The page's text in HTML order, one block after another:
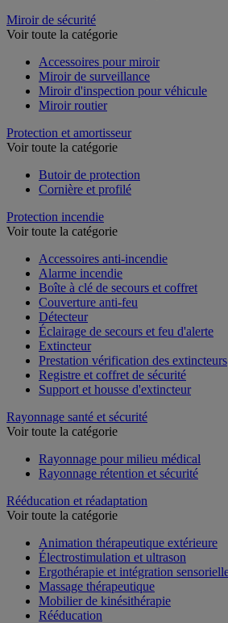
Miroir de sécurité
Voir toute la catégorie
Accessoires pour miroir
Miroir de surveillance
Miroir d'inspection pour véhicule
Miroir routier
Protection et amortisseur
Voir toute la catégorie
Butoir de protection
Cornière et profilé
Protection incendie
Voir toute la catégorie
Accessoires anti-incendie
Alarme incendie
Boîte à clé de secours et coffret
Couverture anti-feu
Détecteur
Éclairage de secours et feu d'alerte
Extincteur
Prestation vérification des extincteurs
Registre et coffret de sécurité
Support et housse d'extincteur
Rayonnage santé et sécurité
Voir toute la catégorie
Rayonnage pour milieu médical
Rayonnage rétention et sécurité
Rééducation et réadaptation
Voir toute la catégorie
Animation thérapeutique extérieure
Électrostimulation et ultrason
Ergothérapie et intégration
Massage thérapeutique
Mobilier de kinésithérapie
Rééducation